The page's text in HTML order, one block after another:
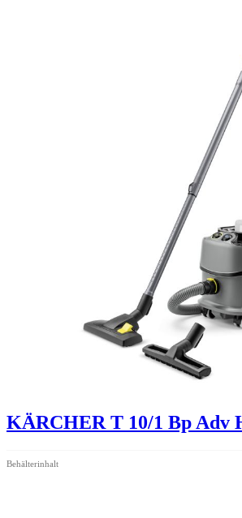
KÄRCHER T 10/1 Bp Adv
Behälterinhalt